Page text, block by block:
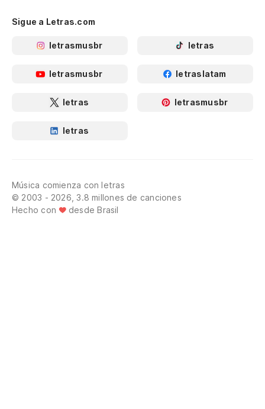
Sigue a Letras.com
letrasmusbr letras
letrasmusbr letraslatam
letras letrasmusbr
letras
Música comienza con letras
© 2003 - 2026, 3.8 millones de canciones
Hecho con
desde Brasil